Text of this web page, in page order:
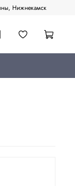
Нижнекамск